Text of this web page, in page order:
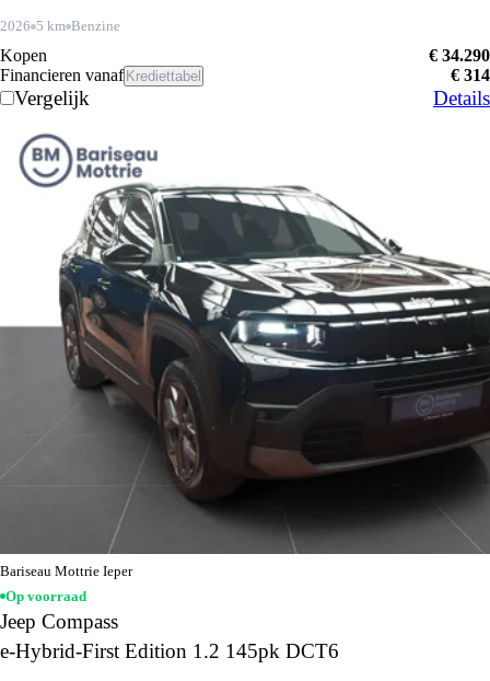
2026 5 km Benzine
Kopen
€ 34.290
Financieren vanaf Krediettabel € 314
Vergelijk Details
Bariseau Mottrie Ieper
Op voorraad
Jeep Compass
e-Hybrid-First Edition 1.2 145pk DCT6